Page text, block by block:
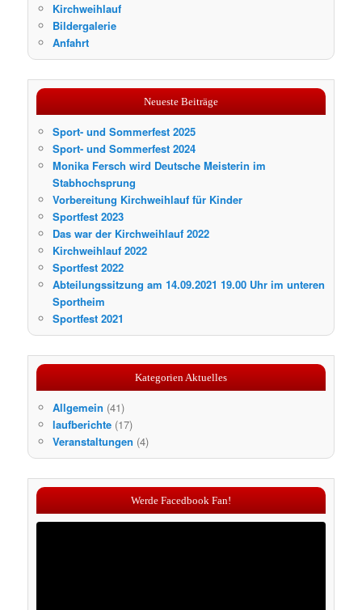
Kirchweihlauf
Bildergalerie
Anfahrt
Neueste Beiträge
Sport- und Sommerfest 2025
Sport- und Sommerfest 2024
Monika Fersch wird Deutsche Meisterin im
Stabhochsprung
Vorbereitung Kirchweihlauf für Kinder
Sportfest 2023
Das war der Kirchweihlauf 2022
Kirchweihlauf 2022
Sportfest 2022
Abteilungssitzung am 14.09.2021 19.00 Uhr im unteren
Sportheim
Sportfest 2021
Kategorien Aktuelles
Allgemein (41)
laufberichte (17)
Veranstaltungen (4)
Werde Facedbook Fan!